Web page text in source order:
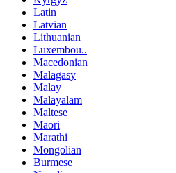
Latin
Latvian
Lithuanian
Luxembou..
Macedonian
Malagasy
Malay
Malayalam
Maltese
Maori
Marathi
Mongolian
Burmese